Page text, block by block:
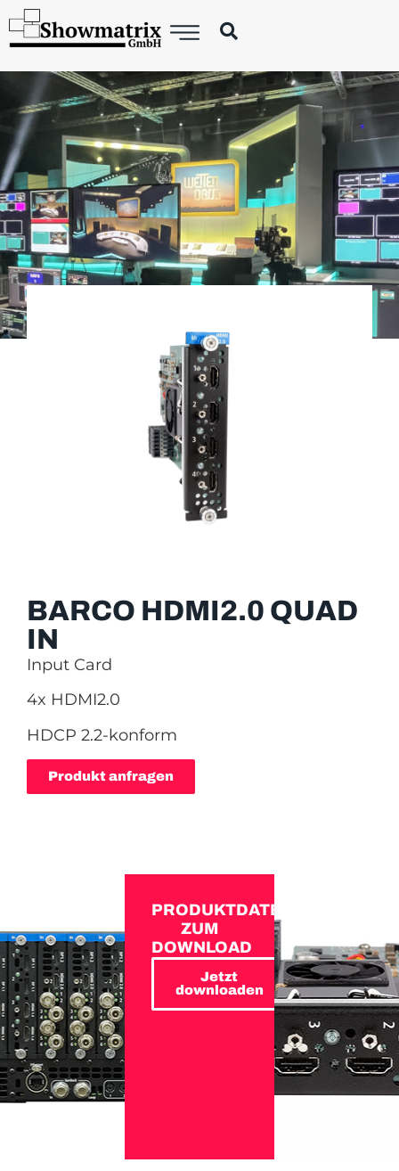
BARCO HDMI2.0 QUAD
IN
Input Card
4x HDMI2.0
HDCP 2.2-konform
Produkt anfragen
PRODUKTDATEN
ZUM
DOWNLOAD
Jetzt
downloaden